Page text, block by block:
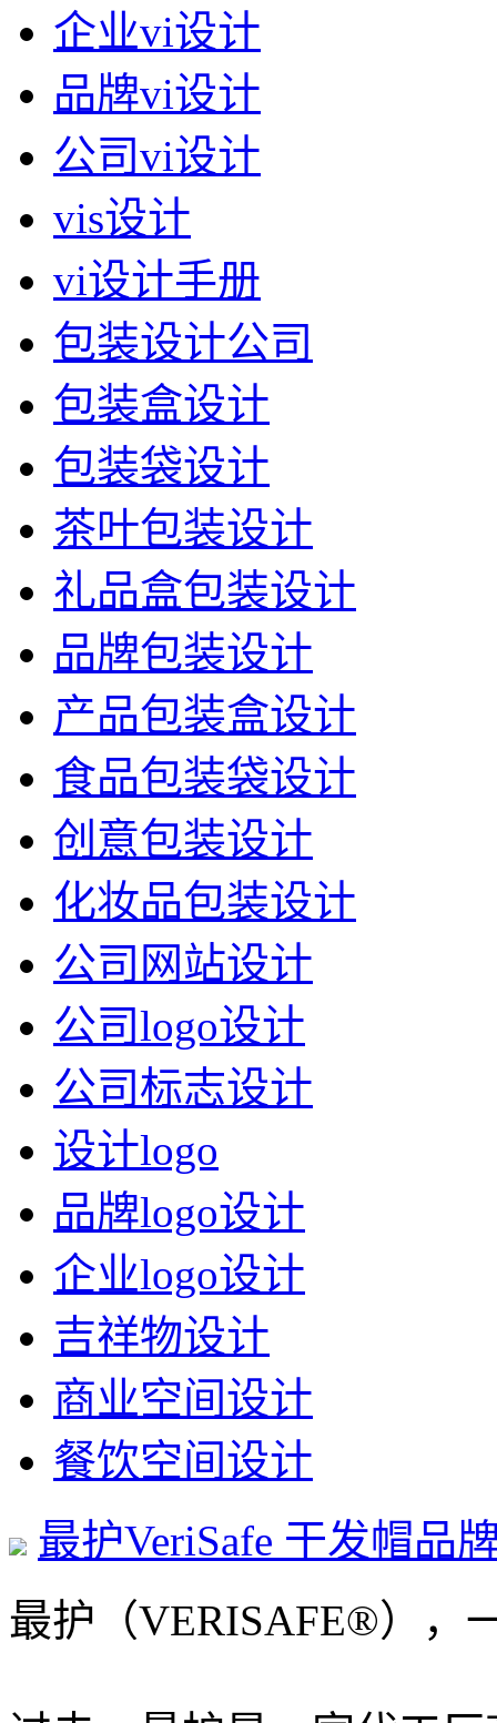
企业vi设计
品牌vi设计
公司vi设计
vis设计
vi设计手册
包装设计公司
包装盒设计
包装袋设计
茶叶包装设计
礼品盒包装设计
品牌包装设计
产品包装盒设计
食品包装袋设计
创意包装设计
化妆品包装设计
公司网站设计
公司logo设计
公司标志设计
设计logo
品牌logo设计
企业logo设计
吉祥物设计
商业空间设计
餐饮空间设计
最护VeriSafe 干发帽品
最护（VERISAFE®），